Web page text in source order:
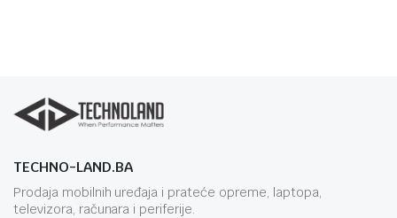
TECHNO-LAND.BA
Prodaja mobilnih uređaja i prateće opreme, laptopa,
televizora, računara i periferije.